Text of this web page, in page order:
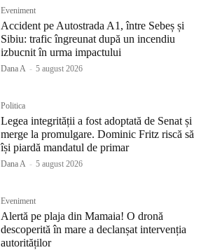
Eveniment
Accident pe Autostrada A1, între Sebeș și
Sibiu: trafic îngreunat după un incendiu
izbucnit în urma impactului
Dana A - 5 august 2026
Politica
Legea integrității a fost adoptată de Senat și
merge la promulgare. Dominic Fritz riscă să
își piardă mandatul de primar
Dana A - 5 august 2026
Eveniment
Alertă pe plaja din Mamaia! O dronă
descoperită în mare a declanșat intervenția
autorităților